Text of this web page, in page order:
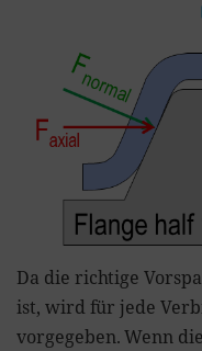
Da die richtige
ist, wird für jede
vorgegeben. Wenn